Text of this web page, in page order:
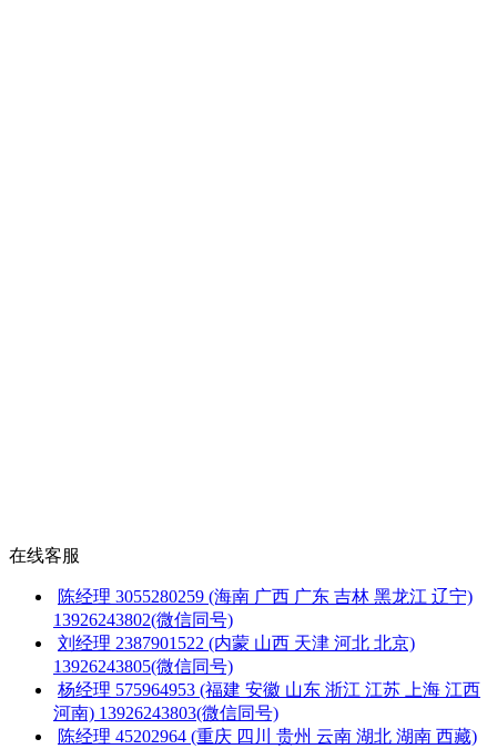
在线客服
陈经理 3055280259 (海南 广西 广东 吉林 黑龙江 辽宁)
13926243802(微信同号)
刘经理 2387901522 (内蒙 山西 天津 河北 北京)
13926243805(微信同号)
杨经理 575964953 (福建 安徽 山东 浙江 江苏 上海 江西
河南) 13926243803(微信同号)
陈经理 45202964 (重庆 四川 贵州 云南 湖北 湖南 西藏)